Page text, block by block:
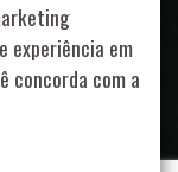
– SP | 55 11
experiência em
concorda com a